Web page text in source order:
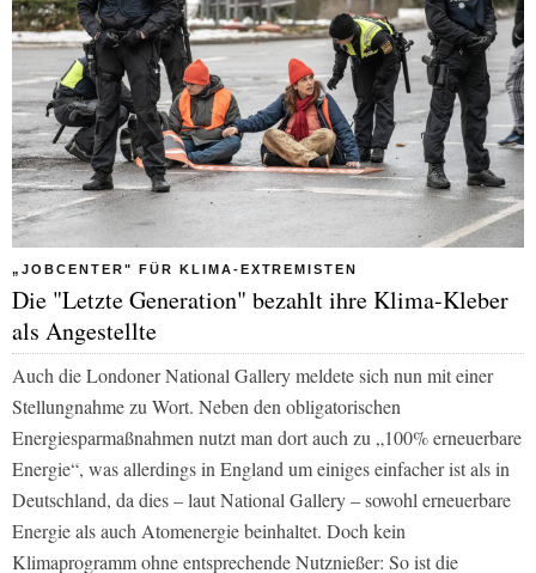
„JOBCENTER" FÜR KLIMA-EXTREMISTEN
Die "Letzte Generation" bezahlt ihre Klima-Kleber
als Angestellte
Auch die Londoner National Gallery meldete sich nun mit einer
Stellungnahme zu Wort. Neben den obligatorischen
Energiesparmaßnahmen nutzt man dort auch zu „100% erneuerbare
Energie“, was allerdings in England um einiges einfacher ist als in
Deutschland, da dies – laut National Gallery – sowohl erneuerbare
Energie als auch Atomenergie beinhaltet. Doch kein
Klimaprogramm ohne entsprechende Nutznießer: So ist die